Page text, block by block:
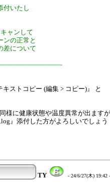
付いたし
ャンして
ンの正常と
差について
ストコピー (編集 > コピー)』 と
様に健康状態や温度異常が出ますが
』添付した方がよろしいでしょう
TY - 24/6/27(木) 19:42 -